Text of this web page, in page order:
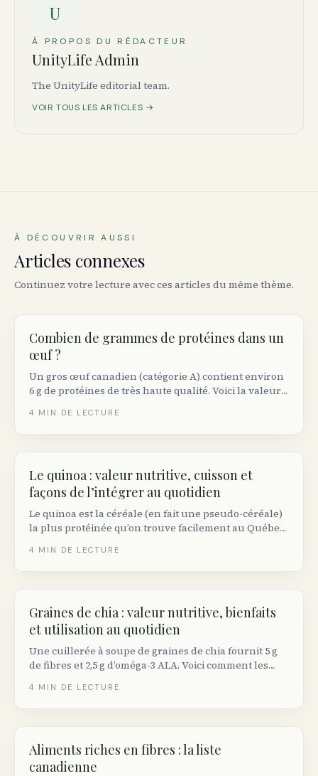
U
À PROPOS DU RÉDACTEUR
UnityLife Admin
The UnityLife editorial team.
VOIR TOUS LES ARTICLES →
À DÉCOUVRIR AUSSI
Articles connexes
Continuez votre lecture avec ces articles du même thème.
Combien de grammes de protéines dans un
œuf ?
Un gros œuf canadien (catégorie A) contient environ
6 g de protéines de très haute qualité. Voici la valeur
sources et combien d’œufs viser au quotidien.
4 MIN DE LECTURE
Le quinoa : valeur nutritive, cuisson et
façons de l’intégrer au quotidien
Le quinoa est la céréale (en fait une pseudo-céréale)
la plus protéinée qu’on trouve facilement au Québec.
correctement et pourquoi le rincer change tout.
4 MIN DE LECTURE
Graines de chia : valeur nutritive, bienfaits
et utilisation au quotidien
Une cuillerée à soupe de graines de chia fournit 5 g
de fibres et 2,5 g d’oméga-3 ALA. Voici comment les
cliniques démontrent réellement.
4 MIN DE LECTURE
Aliments riches en fibres : la liste
canadienne